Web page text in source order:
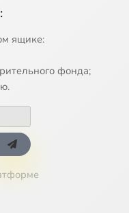
ящике:
фонда;